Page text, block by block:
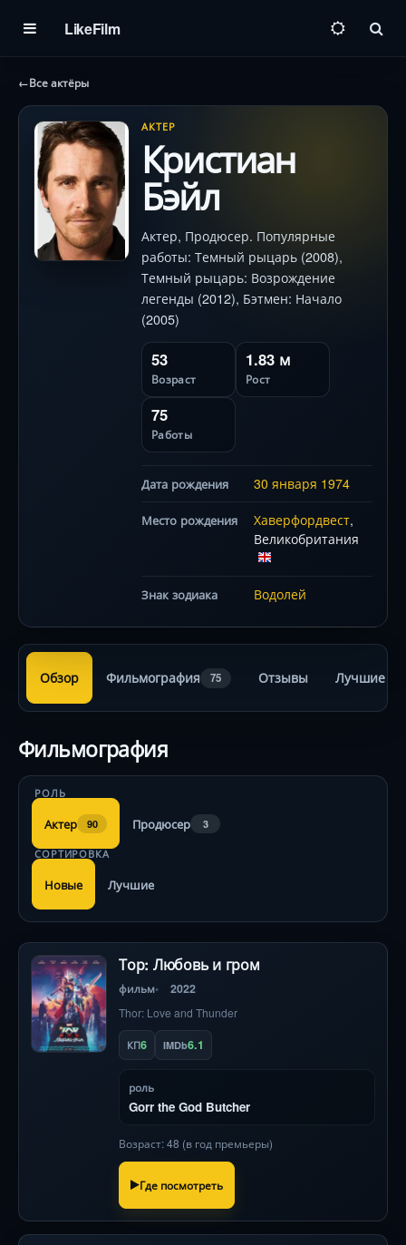
LikeFilm
←Все актёры
АКТЕР
Кристиан
Бэйл
Актер, Продюсер. Популярные
работы: Темный рыцарь (2008),
Темный рыцарь: Возрождение
легенды (2012), Бэтмен: Начало
(2005)
53
Возраст
1.83 м
Рост
75
Работы
Дата рождения 30 января 1974
Место рождения Хаверфордвест,
Великобритания
Знак зодиака Водолей
Обзор Фильмография 75 Отзывы Лучшие
Фильмография
РОЛЬ
Актер 90 Продюсер 3
СОРТИРОВКА
Новые Лучшие
Тор: Любовь и гром
фильм 2022
Thor: Love and Thunder
КП6 IMDb6.1
роль
Gorr the God Butcher
Возраст: 48 (в год премьеры)
Где посмотреть